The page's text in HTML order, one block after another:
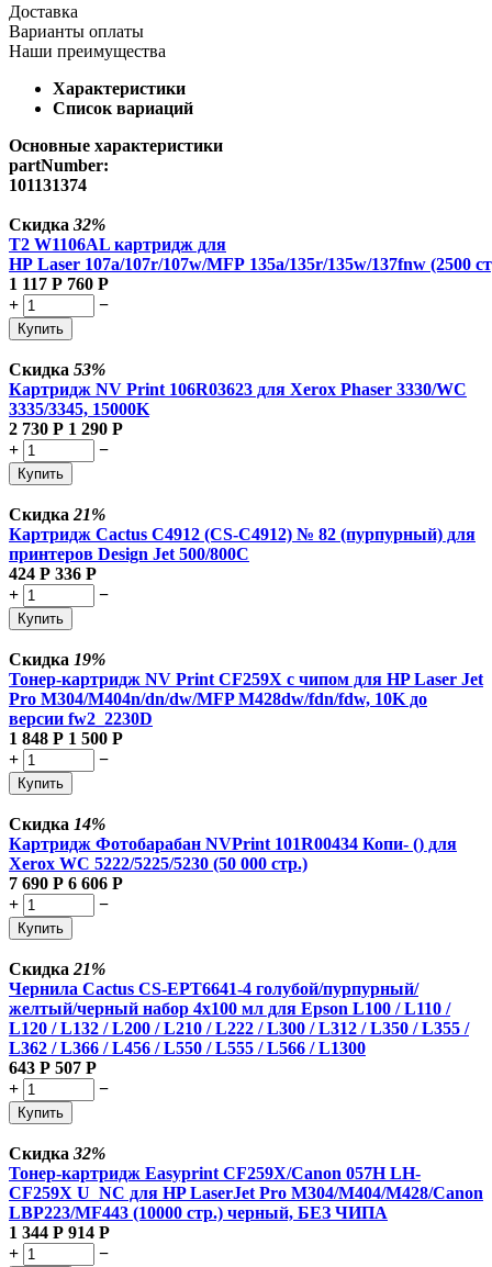
Доставка
Варианты оплаты
Наши преимущества
Характеристики
Список вариаций
Основные характеристики
partNumber:
101131374
Скидка 32%
T2 W1106AL картридж для
HP Laser 107a/107r/107w/MFP 135a/135r/135w/137fnw (2500
1 117 Р 760 Р
+
−
Купить
Скидка 53%
Картридж NV Print 106R03623 для Xerox Phaser 3330/WC
3335/3345, 15000K
2 730 Р 1 290 Р
+
−
Купить
Скидка 21%
Картридж Cactus C4912 (CS-C4912) № 82 (пурпурный) для
принтеров Design Jet 500/800C
424 Р 336 Р
+
−
Купить
Скидка 19%
Тонер-картридж NV Print CF259X с чипом для HP Laser Jet
Pro M304/M404n/dn/dw/MFP M428dw/fdn/fdw, 10K до
версии fw2_2230D
1 848 Р 1 500 Р
+
−
Купить
Скидка 14%
Картридж Фотобарабан NVPrint 101R00434 Копи- () для
Xerox WC 5222/5225/5230 (50 000 стр.)
7 690 Р 6 606 Р
+
−
Купить
Скидка 21%
Чернила Cactus CS-EPT6641-4 голубой/пурпурный/
желтый/черный набор 4x100 мл для Epson L100 / L110 /
L120 / L132 / L200 / L210 / L222 / L300 / L312 / L350 / L355 /
L362 / L366 / L456 / L550 / L555 / L566 / L1300
643 Р 507 Р
+
−
Купить
Скидка 32%
Тонер-картридж Easyprint CF259X/Canon 057H LH-
CF259X U_NC для HP LaserJet Pro M304/M404/M428/Canon
LBP223/MF443 (10000 стр.) черный, БЕЗ ЧИПА
1 344 Р 914 Р
+
−